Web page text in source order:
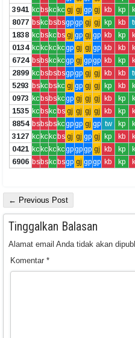
3941 kcbskckc gj gj gp gj kb kp
8077 bskcbsbsgpgp gj gj kp kb
1838 kcbskcbs gj gp gj gp kb kp
0134 kckckckcgp gj gj gp kb kb
6724 bsbskckcgp gj gpgp kb kp
2899 kcbsbsbsgpgp gj gj kb kb
5293 bskcbskc gj gp gj gj kp kb
0973 kcbsbskcgp gj gj gj kb kp
1535 kcbskcbs gj gj gj gj kb kp
8854 bsbsbskcgpgp gj gp tw kp
3127 kckckcbs gj gj gp gj kp kb
0421 kckckckcgpgpgp gj kb kp
6906 bsbskcbsgp gj gpgp kb kp
← Previous Post
Tinggalkan Balasan
Alamat email Anda tidak akan
Komentar *